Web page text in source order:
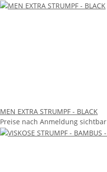
MEN EXTRA STRUMPF - BLACK
Preise nach Anmeldung sichtbar